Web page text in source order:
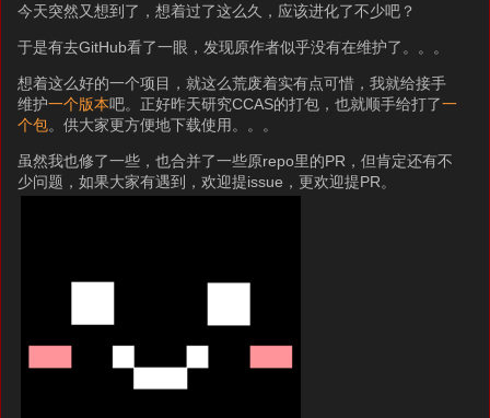
今天突然又想到了，想着过了这么久，应该进化了不少吧？
于是有去GitHub看了一眼，发现原作者似乎没有在维护了。。。
想着这么好的一个项目，就这么荒废着实有点可惜，我就给接手
维护一个版本吧。正好昨天研究CCAS的打包，也就顺手给打了一
个包。供大家更方便地下载使用。。。
虽然我也修了一些，也合并了一些原repo里的PR，但肯定还有不
少问题，如果大家有遇到，欢迎提issue，更欢迎提PR。